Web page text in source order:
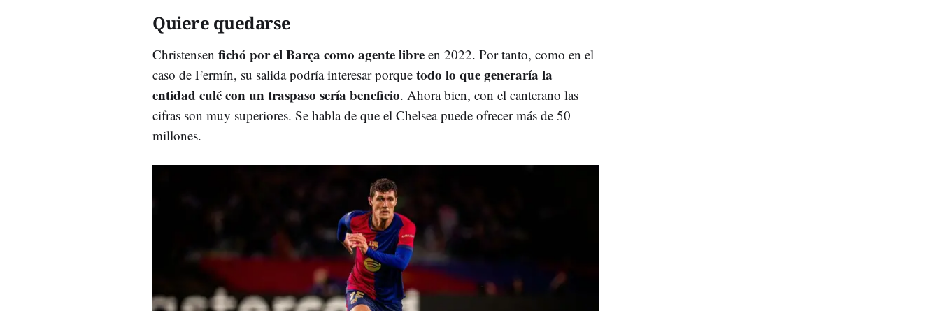
Quiere quedarse
Christensen fichó por el Barça como agente libre en 2022. Por tanto, como en el
caso de Fermín, su salida podría interesar porque todo lo que generaría la
entidad culé con un traspaso sería beneficio. Ahora bien, con el canterano las
cifras son muy superiores. Se habla de que el Chelsea puede ofrecer más de 50
millones.